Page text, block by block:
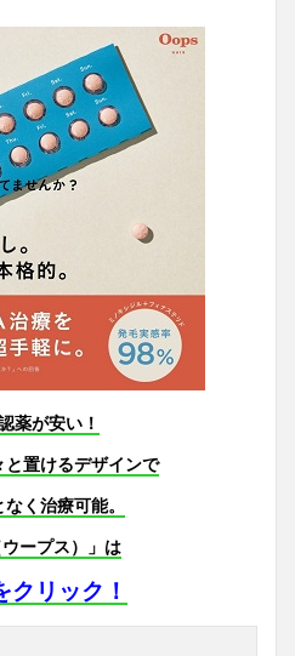
薬が安い！
と置けるデザインで
く治療可能。
ウープス）」は
クリック！